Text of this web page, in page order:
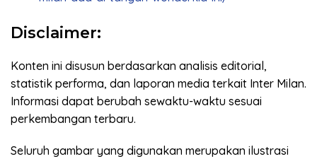
Disclaimer:
Konten ini disusun berdasarkan analisis editorial,
statistik performa, dan laporan media terkait Inter Milan.
Informasi dapat berubah sewaktu-waktu sesuai
perkembangan terbaru.
Seluruh gambar yang digunakan merupakan ilustrasi